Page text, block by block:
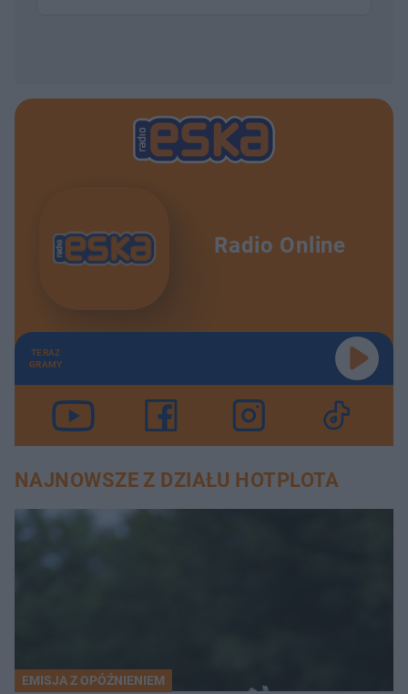
Radio Online
TERAZ
GRAMY
NAJNOWSZE Z DZIAŁU HOTPLOTA
EMISJA Z OPÓŹNIENIEM